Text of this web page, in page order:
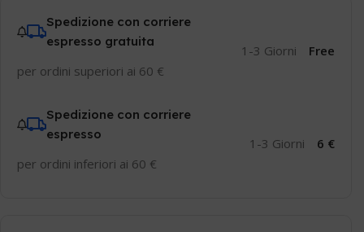
Spedizione con corriere
espresso gratuita
per ordini superiori ai 60 €
1-3 Giorni Free
Spedizione con corriere
espresso
per ordini inferiori ai 60 €
1-3 Giorni 6 €